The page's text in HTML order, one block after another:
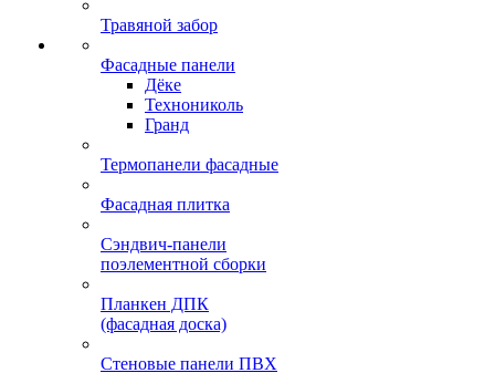
Травяной забор
Фасадные панели
Дёке
Технониколь
Гранд
Термопанели фасадные
Фасадная плитка
Сэндвич-панели
поэлементной сборки
Планкен ДПК
(фасадная доска)
Стеновые панели ПВХ